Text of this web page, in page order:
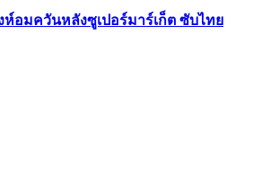
ห์อมควันหลังซูเปอร์มาร์เก็ต ซับไทย